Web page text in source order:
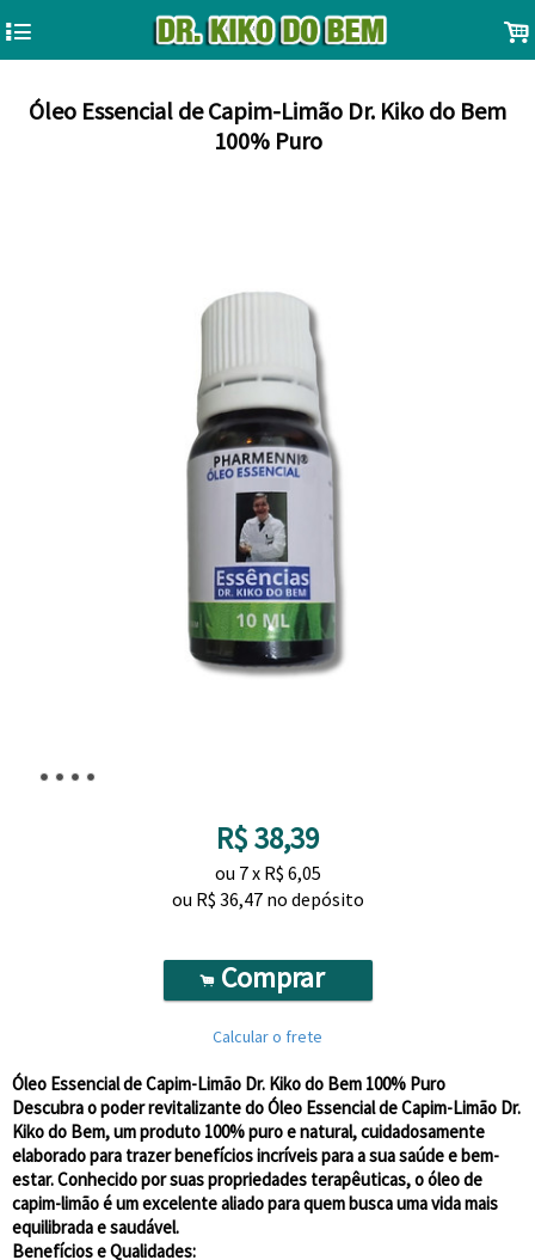
4 .
Óleo Essencial de Capim-Limão Dr. Kiko do Bem
100% Puro
R$38,39
ou 7x R$ 6,05
ou R$ 36,47 no depósito
. Comprar
Calcular o frete
Óleo Essencial de Capim-Limão Dr. Kiko do Bem 100% Puro
Descubra o poder revitalizante do Óleo Essencial de Capim-Limão Dr.
Kiko do Bem, um produto 100% puro e natural, cuidadosamente
elaborado para trazer benefícios incríveis para a sua saúde e bem-
estar. Conhecido por suas propriedades terapêuticas, o óleo de
capim-limão é um excelente aliado para quem busca uma vida mais
equilibrada e saudável.
Benefícios e Qualidades: